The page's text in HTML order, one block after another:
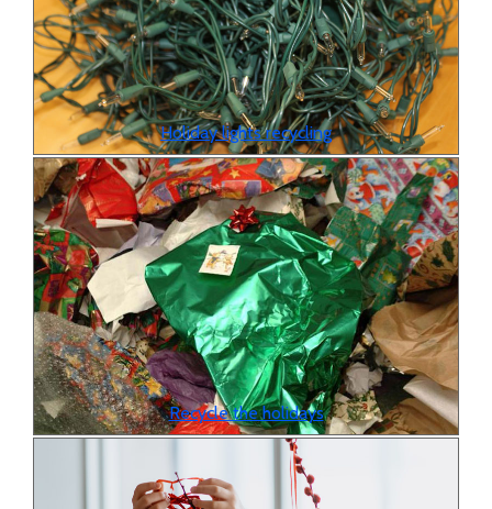
Holiday lights recycling
Recycle the holidays